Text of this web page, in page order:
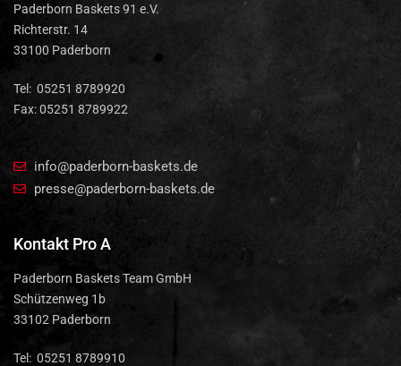
Paderborn Baskets 91 e.V.
Richterstr. 14
33100 Paderborn
Tel: 05251 8789920
Fax: 05251 8789922
info@paderborn-baskets.de
presse@paderborn-baskets.de
Kontakt Pro A
Paderborn Baskets Team GmbH
Schützenweg 1b
33102 Paderborn
Tel: 05251 8789910